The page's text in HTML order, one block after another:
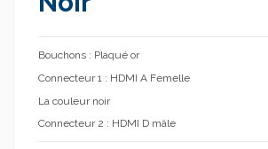
Bouchons : Plaqué or
Connecteur 1 : HDMI A Femelle
La couleur noir
Connecteur 2 : HDMI D mâle